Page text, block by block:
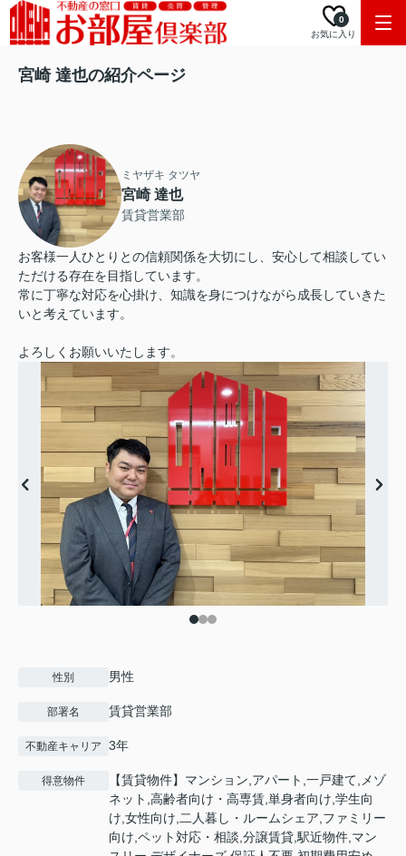
お気に入り
0
宮崎 達也の紹介ページ
ミヤザキ タツヤ
宮崎 達也
賃貸営業部
お客様一人ひとりとの信頼関係を大切にし、安心して相談してい
ただける存在を目指しています。
常に丁寧な対応を心掛け、知識を身につけながら成長していきた
いと考えています。
よろしくお願いいたします。
性別 男性
部署名 賃貸営業部
不動産キャリア 3年
得意物件
【賃貸物件】マンション,アパート,一戸建て,メゾ
ネット,高齢者向け・高専賃,単身者向け,学生向
け,女性向け,二人暮し・ルームシェア,ファミリー
向け,ペット対応・相談,分譲賃貸,駅近物件,マン